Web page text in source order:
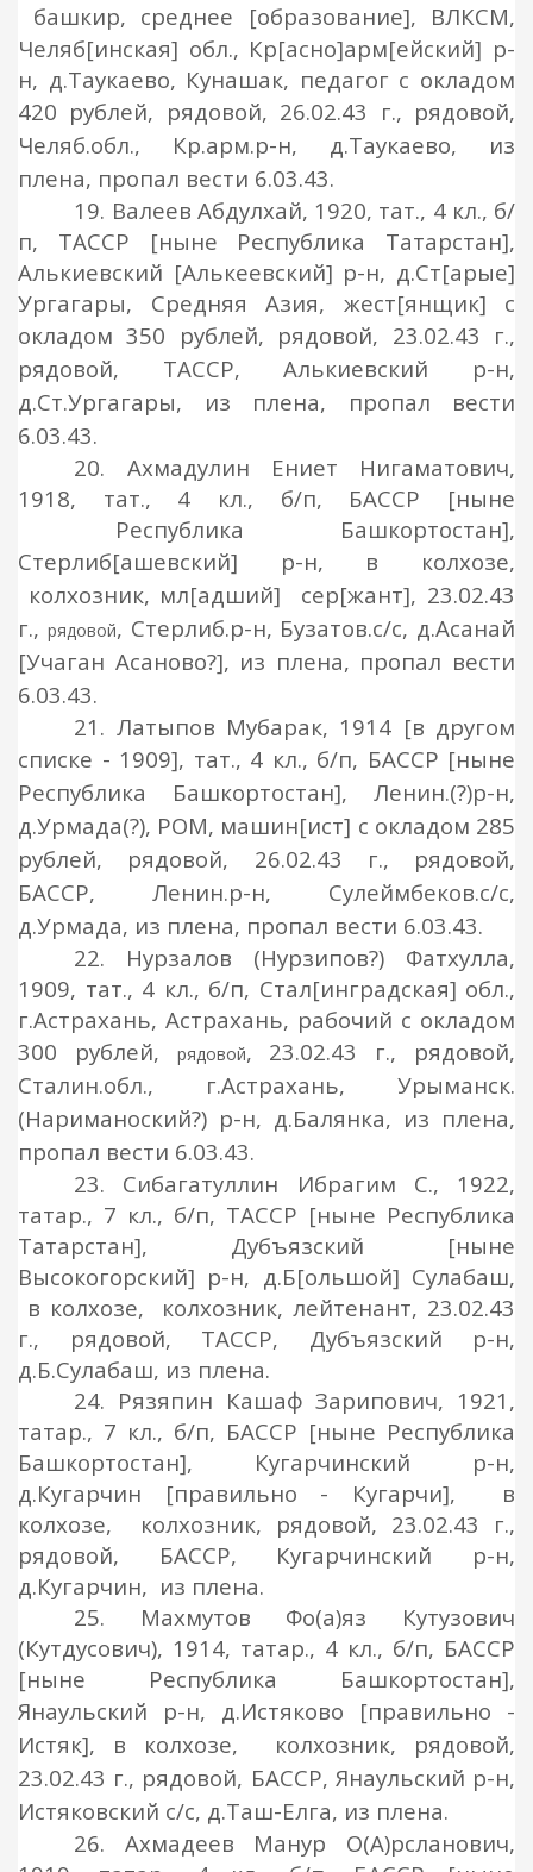
башкир, среднее [образование], ВЛКСМ,
Челяб[инская] обл., Кр[асно]арм[ейский] р-
н, д.Таукаево, Кунашак, педагог с окладом
420 рублей, рядовой, 26.02.43 г., рядовой,
Челяб.обл., Кр.арм.р-н, д.Таукаево, из
плена, пропал вести 6.03.43.
19. Валеев Абдулхай, 1920, тат., 4 кл., б/
п, ТАССР [ныне Республика Татарстан],
Алькиевский [Алькеевский] р-н, д.Ст[арые]
Ургагары, Средняя Азия, жест[янщик] с
окладом 350 рублей, рядовой, 23.02.43 г.,
рядовой, ТАССР, Алькиевский р-н,
д.Ст.Ургагары, из плена, пропал вести
6.03.43.
20. Ахмадулин Ениет Нигаматович,
1918, тат., 4 кл., б/п, БАССР [ныне
Республика Башкортостан],
Стерлиб[ашевский] р-н, в колхозе,
колхозник, мл[адший] сер[жант], 23.02.43
г., рядовой, Стерлиб.р-н, Бузатов.с/с, д.Асанай
[Учаган Асаново?], из плена, пропал вести
6.03.43.
21. Латыпов Мубарак, 1914 [в другом
списке - 1909], тат., 4 кл., б/п, БАССР [ныне
Республика Башкортостан], Ленин.(?)р-н,
д.Урмада(?), РОМ, машин[ист] с окладом 285
рублей, рядовой, 26.02.43 г., рядовой,
БАССР, Ленин.р-н, Сулеймбеков.с/с,
д.Урмада, из плена, пропал вести 6.03.43.
22. Нурзалов (Нурзипов?) Фатхулла,
1909, тат., 4 кл., б/п, Стал[инградская] обл.,
г.Астрахань, Астрахань, рабочий с окладом
300 рублей,
рядовой, 23.02.43 г., рядовой,
Сталин.обл., г.Астрахань, Урыманск.
(Нариманоский?) р-н, д.Балянка, из плена,
пропал вести 6.03.43.
23. Сибагатуллин Ибрагим С., 1922,
татар., 7 кл., б/п, ТАССР [ныне Республика
Татарстан], Дубъязский [ныне
Высокогорский] р-н, д.Б[ольшой] Сулабаш,
в колхозе, колхозник, лейтенант, 23.02.43
г., рядовой, ТАССР, Дубъязский р-н,
д.Б.Сулабаш, из плена.
24. Рязяпин Кашаф Зарипович, 1921,
татар., 7 кл., б/п, БАССР [ныне Республика
Башкортостан], Кугарчинский р-н,
д.Кугарчин [правильно - Кугарчи], в
колхозе, колхозник, рядовой, 23.02.43 г.,
рядовой, БАССР, Кугарчинский р-н,
д.Кугарчин, из плена.
25. Махмутов Фо(а)яз Кутузович
(Кутдусович), 1914, татар., 4 кл., б/п, БАССР
[ныне Республика Башкортостан],
Янаульский р-н, д.Истяково [правильно -
Истяк], в колхозе, колхозник, рядовой,
23.02.43 г., рядовой, БАССР, Янаульский р-н,
Истяковский с/с, д.Таш-Елга, из плена.
26. Ахмадеев Манур О(А)рсланович,